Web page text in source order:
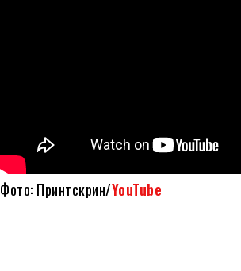
Фото: Принтскрин/YouTube